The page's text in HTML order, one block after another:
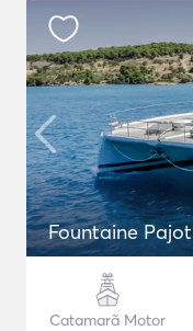
Fountaine
Catamarã Motor